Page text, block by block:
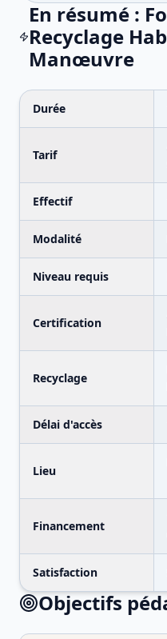
En résumé :
Recyclage
Manœuvre
Durée
Tarif
Effectif
Modalité
Niveau requis
Certification
Recyclage
Délai d'accès
Lieu
Financement
Satisfaction
Objectifs